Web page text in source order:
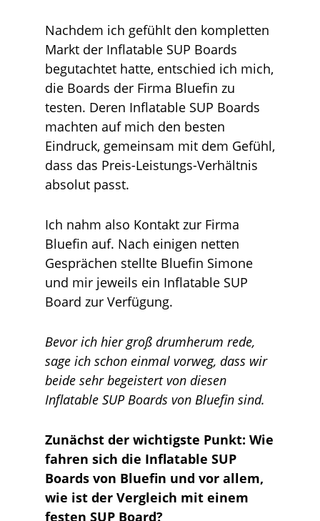
Nachdem ich gefühlt den kompletten
Markt der Inflatable SUP Boards
begutachtet hatte, entschied ich mich,
die Boards der Firma Bluefin zu
testen. Deren Inflatable SUP Boards
machten auf mich den besten
Eindruck, gemeinsam mit dem Gefühl,
dass das Preis-Leistungs-Verhältnis
absolut passt.
Ich nahm also Kontakt zur Firma
Bluefin auf. Nach einigen netten
Gesprächen stellte Bluefin Simone
und mir jeweils ein Inflatable SUP
Board zur Verfügung.
Bevor ich hier groß drumherum rede,
sage ich schon einmal vorweg, dass wir
beide sehr begeistert von diesen
Inflatable SUP Boards von Bluefin sind.
Zunächst der wichtigste Punkt: Wie
fahren sich die Inflatable SUP
Boards von Bluefin und vor allem,
wie ist der Vergleich mit einem
festen SUP Board?